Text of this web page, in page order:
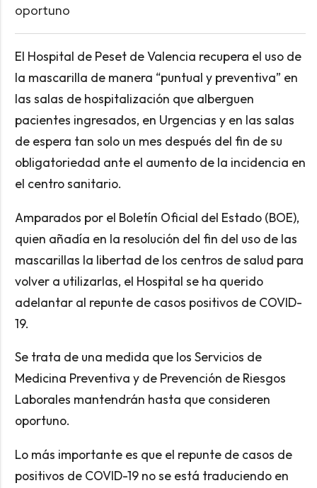
oportuno
El Hospital de Peset de Valencia recupera el uso de
la mascarilla de manera “puntual y preventiva” en
las salas de hospitalización que alberguen
pacientes ingresados, en Urgencias y en las salas
de espera tan solo un mes después del fin de su
obligatoriedad ante el aumento de la incidencia en
el centro sanitario.
Amparados por el Boletín Oficial del Estado (BOE),
quien añadía en la resolución del fin del uso de las
mascarillas la libertad de los centros de salud para
volver a utilizarlas, el Hospital se ha querido
adelantar al repunte de casos positivos de COVID-
19.
Se trata de una medida que los Servicios de
Medicina Preventiva y de Prevención de Riesgos
Laborales mantendrán hasta que consideren
oportuno.
Lo más importante es que el repunte de casos de
positivos de COVID-19 no se está traduciendo en